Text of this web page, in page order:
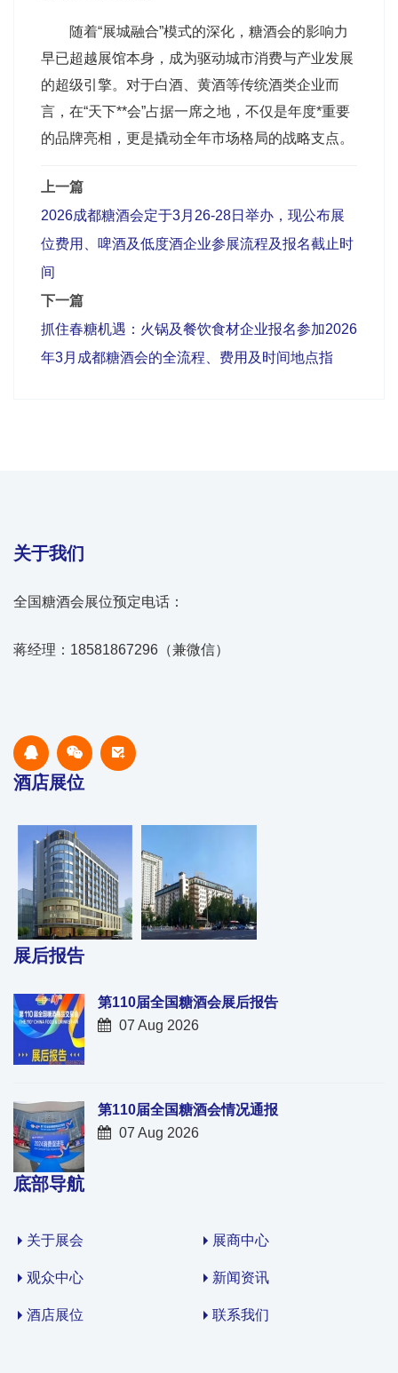
随着“展城融合”模式的深化，糖酒会的影响力
早已超越展馆本身，成为驱动城市消费与产业发展
的超级引擎。对于白酒、黄酒等传统酒类企业而
言，在“天下**会”占据一席之地，不仅是年度*重要
的品牌亮相，更是撬动全年市场格局的战略支点。
上一篇
2026成都糖酒会定于3月26-28日举办，现公布展
位费用、啤酒及低度酒企业参展流程及报名截止时
间
下一篇
抓住春糖机遇：火锅及餐饮食材企业报名参加2026
年3月成都糖酒会的全流程、费用及时间地点指
关于我们
全国糖酒会展位预定电话：
蒋经理：18581867296（兼微信）
酒店展位
展后报告
第110届全国糖酒会展后报告
07 Aug 2026
第110届全国糖酒会情况通报
07 Aug 2026
底部导航
关于展会 展商中心
观众中心 新闻资讯
酒店展位 联系我们